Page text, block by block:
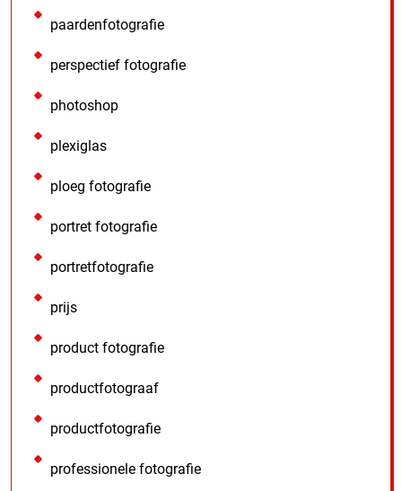
paardenfotografie
perspectief fotografie
photoshop
plexiglas
ploeg fotografie
portret fotografie
portretfotografie
prijs
product fotografie
productfotograaf
productfotografie
professionele fotografie